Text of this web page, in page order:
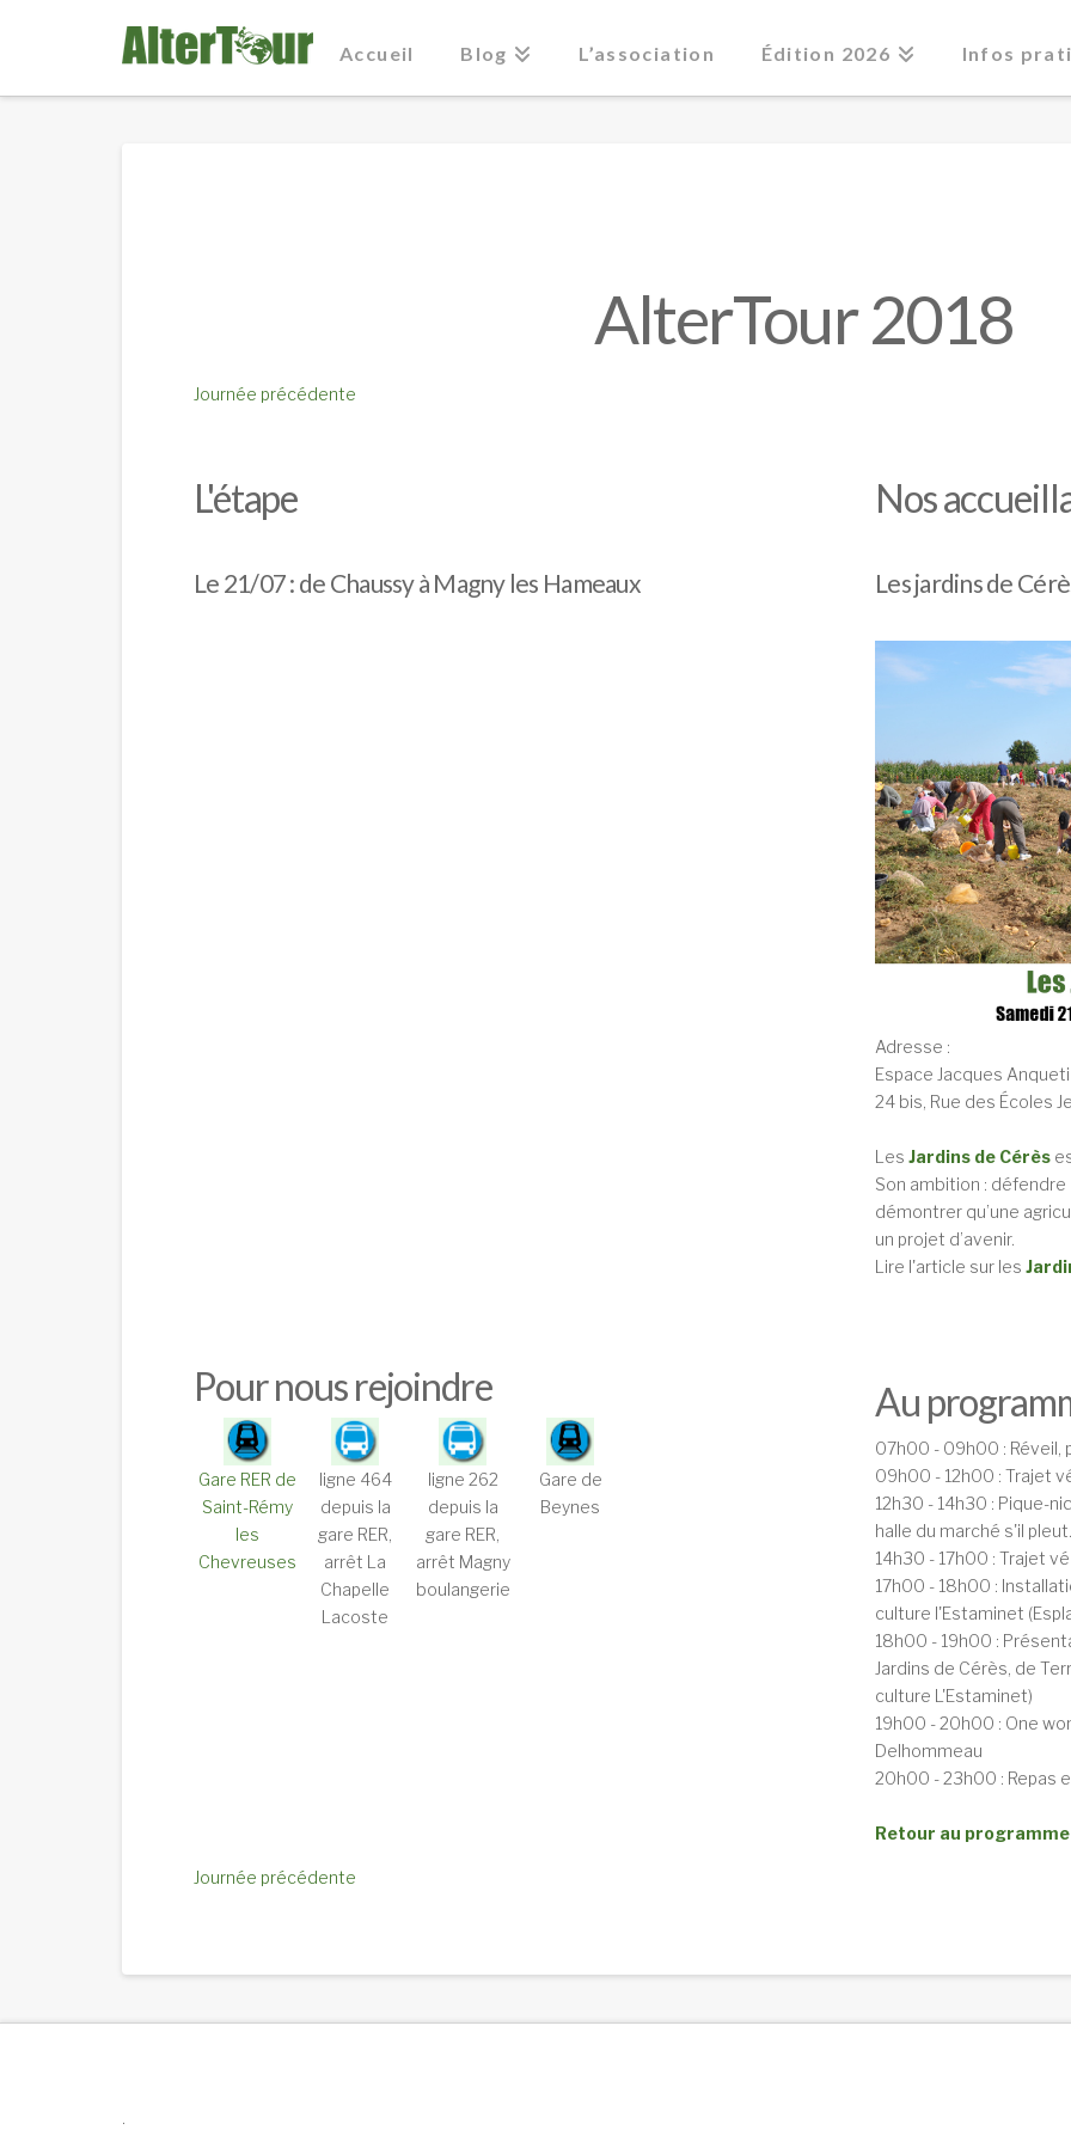
Accueil Blog L’association Édition 2026 Infos
AlterTour 2018
Journée précédente
L'étape
Le 21/07 : de Chaussy à Magny les Hameaux
Pour nous rejoindre
Gare RER de
Saint-Rémy
les
Chevreuses
ligne 464
depuis la
gare RER,
arrêt La
Chapelle
Lacoste
ligne 262
depuis la
gare RER,
arrêt Magny
boulangerie
Gare de
Beynes
Nos
Les jardins de
Adresse :
Espace Jacques
24 bis, Rue des Écoles
Les Jardins de Cérès
Son ambition :
démontrer qu’une
un projet d’avenir.
Lire l'article sur les
Au
07h00 - 09h00 : Réveil,
09h00 - 12h00 : Trajet
12h30 - 14h30 : Pique-
halle du marché s'il pleut.
14h30 - 17h00 : Trajet
17h00 - 18h00 :
culture l'Estaminet
18h00 - 19h00 :
Jardins de Cérès, de
culture L'Estaminet)
19h00 - 20h00 : One
Delhommeau
20h00 - 23h00 : Repas
Retour au
Journée précédente